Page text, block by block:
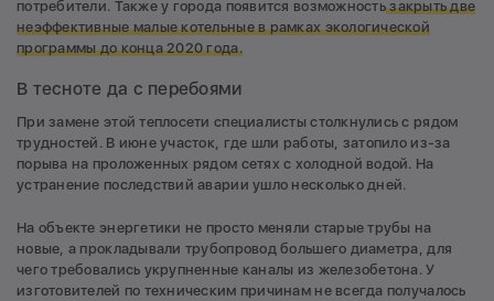
потребители. Также у города появится возможностьзакрыть две
неэффективные малые котельные в рамках экологической
программы до конца 2020 года.
В тесноте да с перебоями
При замене этой теплосети специалисты столкнулись с рядом
трудностей. В июне участок, где шли работы, затопило из-за
порыва на проложенных рядом сетях с холодной водой. На
устранение последствий аварии ушло несколько дней.
На объекте энергетики не просто меняли старые трубы на
новые, а прокладывали трубопровод большего диаметра, для
чего требовались укрупненные каналы из железобетона. У
изготовителей по техническим причинам не всегда получалось